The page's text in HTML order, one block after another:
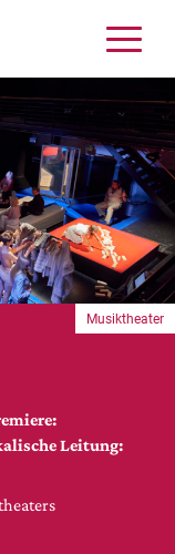
Leitung:
Musiktheater